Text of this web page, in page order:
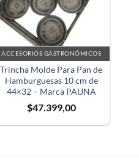
ACCESORIOS GASTRONÓMICOS
Trincha Molde Para Pan de
Hamburguesas 10 cm de
44×32 – Marca PAUNA
$47.399,00